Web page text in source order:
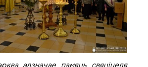
адзначае памяць свяціцеля